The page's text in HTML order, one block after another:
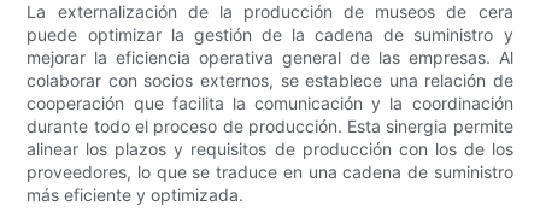
La externalización de la producción de museos de cera
puede optimizar la gestión de la cadena de suministro y
mejorar la eficiencia operativa general de las empresas. Al
colaborar con socios externos, se establece una relación de
cooperación que facilita la comunicación y la coordinación
durante todo el proceso de producción. Esta sinergia permite
alinear los plazos y requisitos de producción con los de los
proveedores, lo que se traduce en una cadena de suministro
más eficiente y optimizada.